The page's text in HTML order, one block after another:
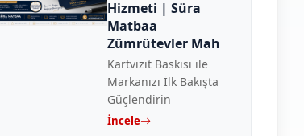
Hizmeti | Süra
Matbaa
Zümrütevler Mah
Kartvizit Baskısı ile
Markanızı İlk Bakışta
Güçlendirin
İncele